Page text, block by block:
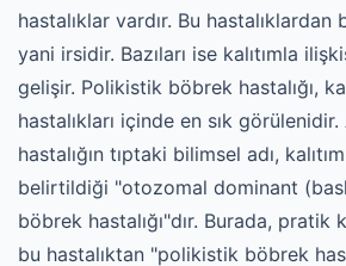
hastalıklar vardır. Bu hastalıklardan
yani irsidir. Bazıları ise kalıtımla
gelişir. Polikistik böbrek hastalığı,
hastalıkları içinde en sık görülenidir.
hastalığın tıptaki bilimsel adı,
belirtildiği "otozomal dominant
böbrek hastalığı"dır. Burada, pratik
bu hastalıktan "polikistik böbrek